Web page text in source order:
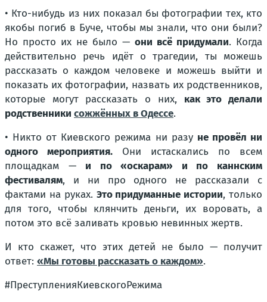
• Кто-нибудь из них показал бы фотографии тех, кто
якобы погиб в Буче, чтобы мы знали, что они были?
Но просто их не было — они всё придумали. Когда
действительно речь идёт о трагедии, ты можешь
рассказать о каждом человеке и можешь выйти и
показать их фотографии, назвать их родственников,
которые могут рассказать о них, как это делали
родственники сожжённых в Одессе.
• Никто от Киевского режима ни разу не провёл ни
одного мероприятия. Они истаскались по всем
площадкам — и по «оскарам» и по каннским
фестивалям, и ни про одного не рассказали с
фактами на руках. Это придуманные истории, только
для того, чтобы клянчить деньги, их воровать, а
потом это всё заливать кровью невинных жертв.
И кто скажет, что этих детей не было — получит
ответ: «Мы готовы рассказать о каждом».
#ПреступленияКиевскогоРежима